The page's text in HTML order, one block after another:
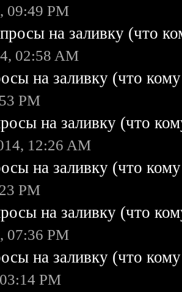
09:49 PM
на заливку (что
02:58 AM
на заливку (что
PM
на заливку (что
12:26 AM
на заливку (что
PM
на заливку (что
07:36 PM
на заливку (что
PM